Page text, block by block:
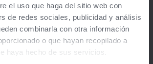
el uso que haga del sitio web con
de redes sociales, publicidad y análisis
combinarla con otra información
o que hayan recopilado a
haya hecho de sus servicios.